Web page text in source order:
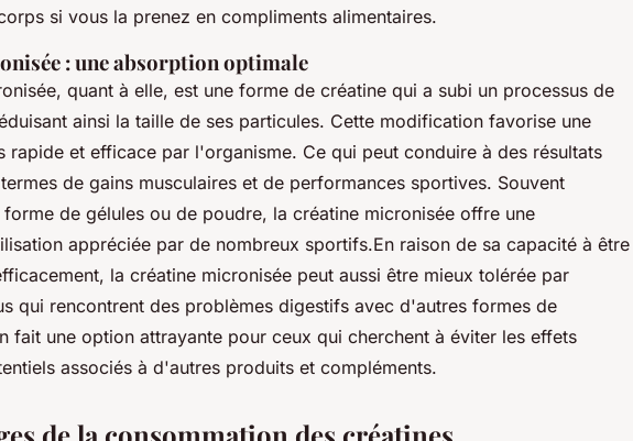
si vous la prenez en compliments alimentaires.
: une absorption optimale
quant à elle, est une forme de créatine qui a subi un processus de
ainsi la taille de ses particules. Cette modification favorise une
rapide et efficace par l'organisme. Ce qui peut conduire à des résultats
de gains musculaires et de performances sportives. Souvent
de gélules ou de poudre, la créatine micronisée offre une
appréciée par de nombreux sportifs.En raison de sa capacité à être
la créatine micronisée peut aussi être mieux tolérée par
qui rencontrent des problèmes digestifs avec d'autres formes de
fait une option attrayante pour ceux qui cherchent à éviter les effets
associés à d'autres produits et compléments.